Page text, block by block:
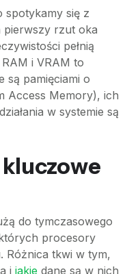
spotykamy się z
pierwszy rzut oka
pełnią
i VRAM to
są pamięciami o
Access Memory), ich
w systemie są
kluczowe
do tymczasowego
procesory
Różnica tkwi w tym,
i jakie dane są w nich